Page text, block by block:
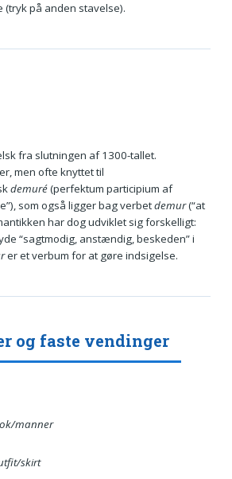
(tryk på anden stavelse).
fra slutningen af 1300-tallet.
men ofte knyttet til
demuré(perfektum participium af
som også ligger bag verbetdemur(“at
har dog udviklet sig forskelligt:
“sagtmodig, anstændig, beskeden” i
er et verbum for at gøre indsigelse.
og faste vendinger
manner
skirt